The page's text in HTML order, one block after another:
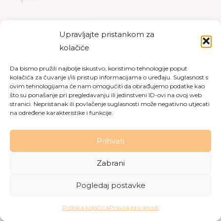
Upravljajte pristankom za
kolačiće
Da bismo pružili najbolje iskustvo, koristimo tehnologije poput
kolačića za čuvanje i/ili pristup informacijama o uređaju. Suglasnost s
ovim tehnologijama će nam omogućiti da obrađujemo podatke kao
što su ponašanje pri pregledavanju ili jedinstveni ID-ovi na ovoj web
stranici. Nepristanak ili povlačenje suglasnosti može negativno utjecati
na određene karakteristike i funkcije.
Prihvati
Zabrani
Pogledaj postavke
Politika kolačićaPravila privanosti
PREUZMI
Copyright © 2026 Dom za starije osobe Labin| Pravila
privatnosti |Politika kolačića
Made with love by